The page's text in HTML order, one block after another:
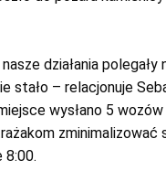
działania
stało – relacjonuje
wysłano 5
8:00.